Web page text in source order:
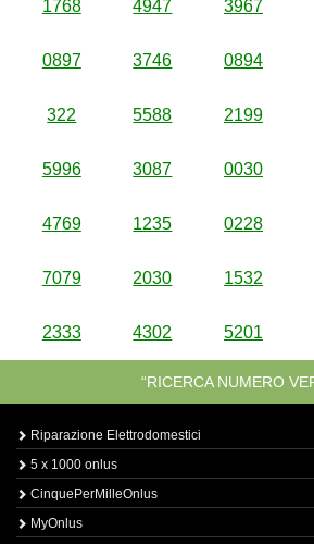
1768 4947 3967
0897 3746 0894
322 5588 2199
5996 3087 0030
4769 1235 0228
7079 2030 1532
2333 4302 5201
“RICERCA NUMERO
Riparazione Elettrodomestici
5 x 1000 onlus
CinquePerMilleOnlus
MyOnlus